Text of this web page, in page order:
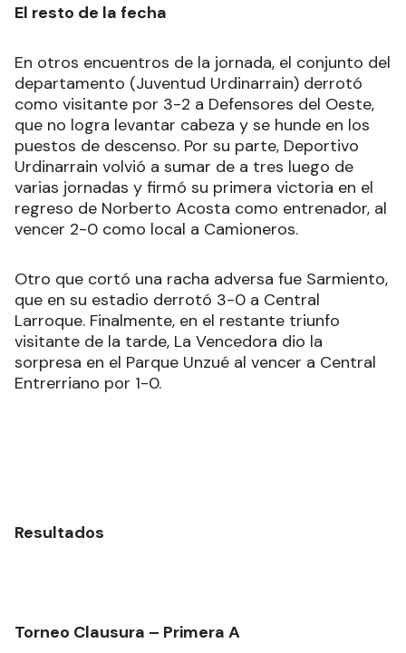
El resto de la fecha
En otros encuentros de la jornada, el conjunto del
departamento (Juventud Urdinarrain) derrotó
como visitante por 3-2 a Defensores del Oeste,
que no logra levantar cabeza y se hunde en los
puestos de descenso. Por su parte, Deportivo
Urdinarrain volvió a sumar de a tres luego de
varias jornadas y firmó su primera victoria en el
regreso de Norberto Acosta como entrenador, al
vencer 2-0 como local a Camioneros.
Otro que cortó una racha adversa fue Sarmiento,
que en su estadio derrotó 3-0 a Central
Larroque. Finalmente, en el restante triunfo
visitante de la tarde, La Vencedora dio la
sorpresa en el Parque Unzué al vencer a Central
Entrerriano por 1-0.
Resultados
Torneo Clausura – Primera A